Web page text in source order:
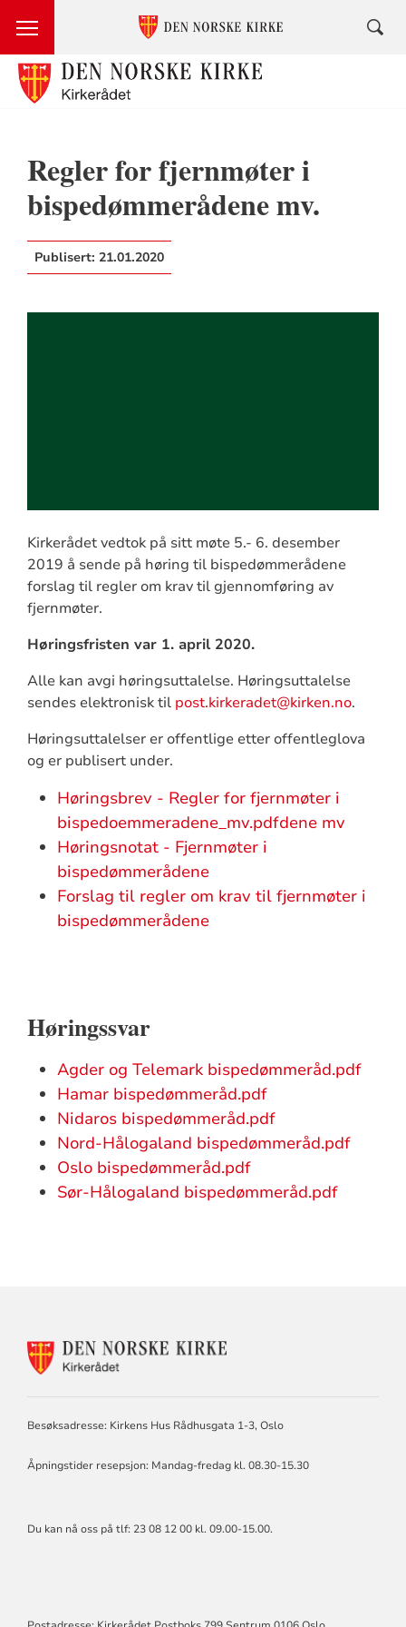
Regler for fjernmøter i
bispedømmerådene mv.
Publisert: 21.01.2020
Kirkerådet vedtok på sitt møte 5.- 6. desember
2019 å sende på høring til bispedømmerådene
forslag til regler om krav til gjennomføring av
fjernmøter.
Høringsfristen var 1. april 2020.
Alle kan avgi høringsuttalelse. Høringsuttalelse
sendes elektronisk til post.kirkeradet@kirken.no.
Høringsuttalelser er offentlige etter offentleglova
og er publisert under.
Høringsbrev - Regler for fjernmøter i
bispedoemmeradene_mv.pdfdene mv
Høringsnotat - Fjernmøter i
bispedømmerådene
Forslag til regler om krav til fjernmøter i
bispedømmerådene
Høringssvar
Agder og Telemark bispedømmeråd.pdf
Hamar bispedømmeråd.pdf
Nidaros bispedømmeråd.pdf
Nord-Hålogaland bispedømmeråd.pdf
Oslo bispedømmeråd.pdf
Sør-Hålogaland bispedømmeråd.pdf
KONTAKTINFORMASJON
Besøksadresse: Kirkens Hus Rådhusgata 1-3, Oslo
Åpningstider resepsjon: Mandag-fredag kl. 08.30-15.30
Du kan nå oss på tlf: 23 08 12 00 kl. 09.00-15.00.